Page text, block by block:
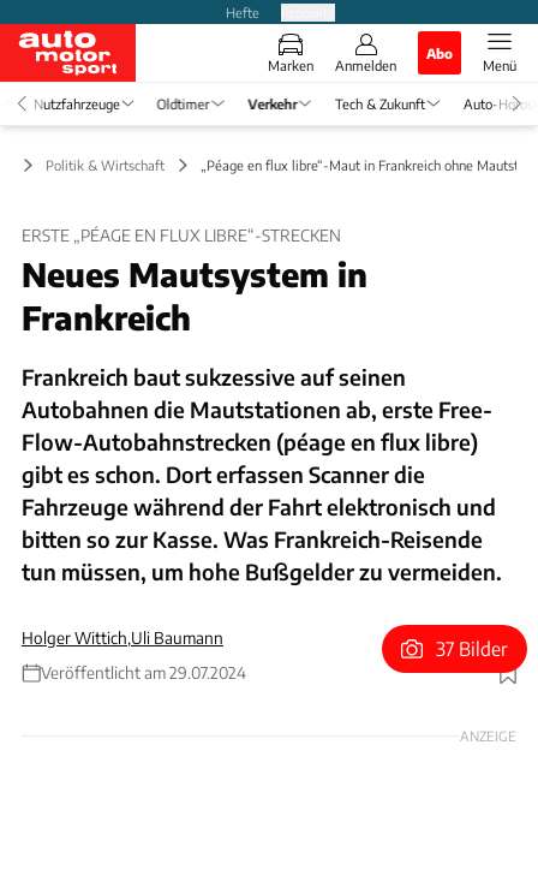
Hefte
Marken Anmelden
Abo
Menü
Nutzfahrzeuge Oldtimer Verkehr Tech & Zukunft Auto-
Politik & Wirtschaft „Péage en flux libre“-Maut in Frankreich ohne
ERSTE „PÉAGE EN FLUX LIBRE“-STRECKEN
Neues Mautsystem in
Frankreich
Frankreich baut sukzessive auf seinen
Autobahnen die Mautstationen ab, erste Free-
Flow-Autobahnstrecken (péage en flux libre)
gibt es schon. Dort erfassen Scanner die
Fahrzeuge während der Fahrt elektronisch und
bitten so zur Kasse. Was Frankreich-Reisende
tun müssen, um hohe Bußgelder zu vermeiden.
Holger Wittich,Uli Baumann
Veröffentlicht am 29.07.2024
Foto: SANEF
37 Bilder
ANZEIGE